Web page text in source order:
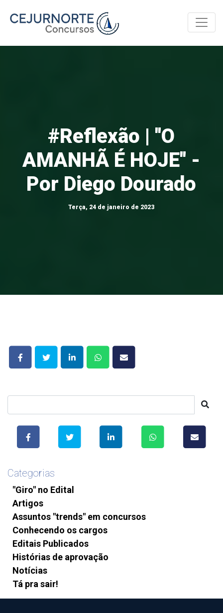
#Reflexão | ''O
AMANHÃ É HOJE'' -
Por Diego Dourado
Terça, 24 de janeiro de 2023
Categorias
"Giro" no Edital
Artigos
Assuntos "trends" em concursos
Conhecendo os cargos
Editais Publicados
Histórias de aprovação
Notícias
Tá pra sair!